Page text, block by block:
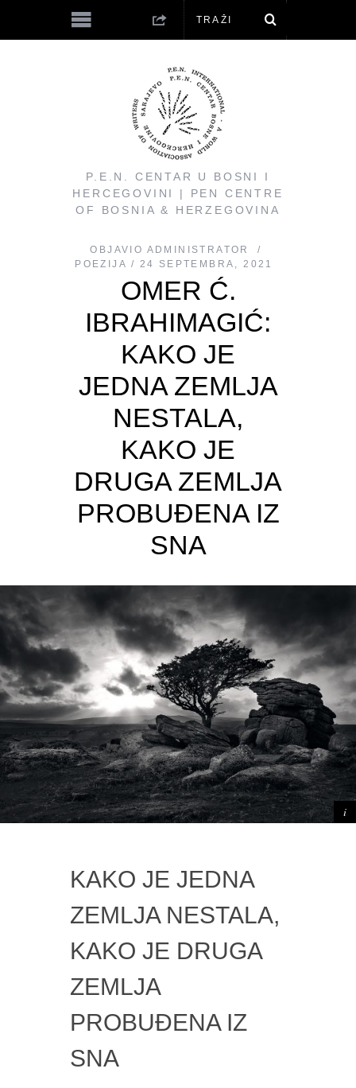
P.E.N. CENTAR U BOSNI I
HERCEGOVINI | PEN CENTRE
OF BOSNIA & HERZEGOVINA
OBJAVIO ADMINISTRATOR
POEZIJA
24 SEPTEMBRA, 2021
OMER Ć.
IBRAHIMAGIĆ:
KAKO JE
JEDNA ZEMLJA
NESTALA,
KAKO JE
DRUGA ZEMLJA
PROBUĐENA IZ
SNA
KAKO JE JEDNA
ZEMLJA NESTALA,
KAKO JE DRUGA
ZEMLJA
PROBUĐENA IZ
SNA